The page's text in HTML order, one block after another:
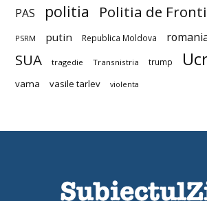
PAS politia Politia de
PSRM putin Republica Moldova
SUA tragedie Transnistria trump
vama vasile tarlev violenta